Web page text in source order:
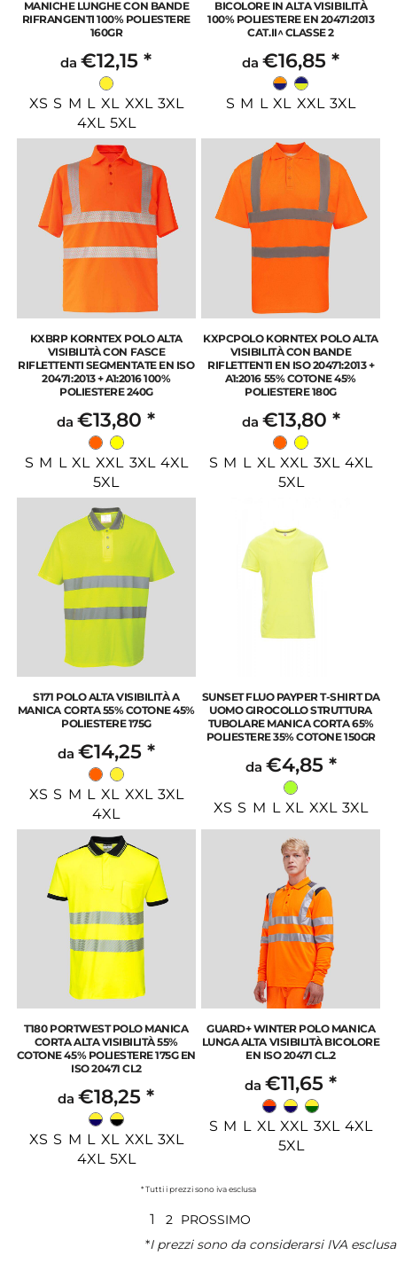
MANICHE LUNGHE CON BANDE
RIFRANGENTI 100% POLIESTERE
160GR
da€12,15*
XS S M L XL XXL 3XL
4XL 5XL
BICOLORE IN ALTA VISIBILITÀ
100% POLIESTERE EN 20471:2013
CAT.II^ CLASSE 2
da€16,85*
S M L XL XXL 3XL
KXBRP KORNTEX POLO ALTA
VISIBILITÀ CON FASCE
RIFLETTENTI SEGMENTATE EN ISO
20471:2013 + A1:2016 100%
POLIESTERE 240G
da€13,80*
S M L XL XXL 3XL 4XL
5XL
KXPCPOLO KORNTEX POLO ALTA
VISIBILITÀ CON BANDE
RIFLETTENTI EN ISO 20471:2013 +
A1:2016 55% COTONE 45%
POLIESTERE 180G
da €13,80 *
S M L XL XXL 3XL 4XL
5XL
S171 POLO ALTA VISIBILITÀ A
MANICA CORTA 55% COTONE 45%
POLIESTERE 175G
da €14,25 *
XS S M L XL XXL 3XL
4XL
SUNSET FLUO PAYPER T-SHIRT DA
UOMO GIROCOLLO STRUTTURA
TUBOLARE MANICA CORTA 65%
POLIESTERE 35% COTONE 150GR
da €4,85 *
XS S M L XL XXL 3XL
T180 PORTWEST POLO MANICA
CORTA ALTA VISIBILITÀ 55%
COTONE 45% POLIESTERE 175G EN
ISO 20471 CL2
da€18,25*
XS S M L XL XXL 3XL
4XL 5XL
GUARD+ WINTER POLO MANICA
LUNGA ALTA VISIBILITÀ BICOLORE
EN ISO 20471 CL.2
da€11,65*
S M L XL XXL 3XL 4XL
5XL
* Tutti i prezzi sono iva esclusa
1 2 PROSSIMO
*I prezzi sono da considerarsi IVA esclusa